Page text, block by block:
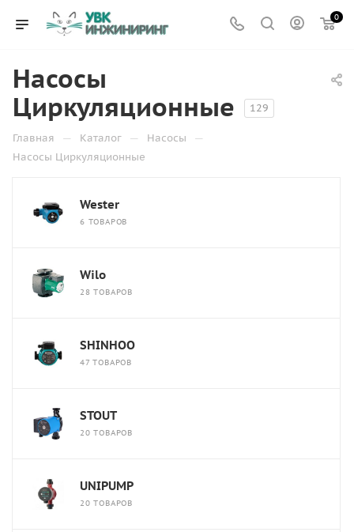
0
Насосы
Циркуляционные
129
Главная — Каталог — Насосы —
Насосы Циркуляционные
Wester
6 ТОВАРОВ
Wilo
28 ТОВАРОВ
SHINHOO
47 ТОВАРОВ
STOUT
20 ТОВАРОВ
UNIPUMP
20 ТОВАРОВ